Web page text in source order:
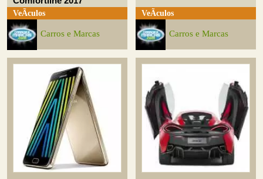
VeÃ­culos
Carros e Marcas
VeÃ­culos
Carros e Marcas